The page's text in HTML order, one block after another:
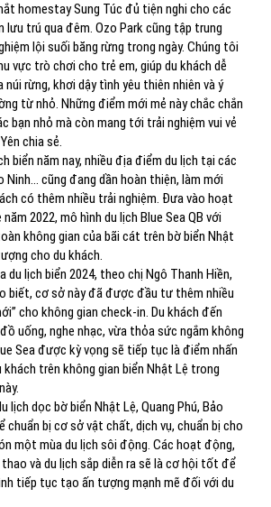
homestay Sung Túc đủ tiện nghi cho các
lưu trú qua đêm. Ozo Park cũng tập trung
lội suối băng rừng trong ngày. Chúng tôi
vực trò chơi cho trẻ em, giúp du khách dễ
rừng, khơi dậy tình yêu thiên nhiên và ý
từ nhỏ. Những điểm mới mẻ này chắc chắn
bạn nhỏ mà còn mang tới trải nghiệm vui vẻ
chia sẻ.
biển năm nay, nhiều địa điểm du lịch tại các
Ninh… cũng đang dần hoàn thiện, làm mới
có thêm nhiều trải nghiệm. Đưa vào hoạt
2022, mô hình du lịch Blue Sea QB với
không gian của bãi cát trên bờ biển Nhật
cho du khách.
du lịch biển 2024, theo chị Ngô Thanh Hiền,
biết, cơ sở này đã được đầu tư thêm nhiều
cho không gian check-in. Du khách đến
uống, nghe nhạc, vừa thỏa sức ngắm không
Sea được kỳ vọng sẽ tiếp tục là điểm nhấn
trên không gian biển Nhật Lệ trong
lịch dọc bờ biển Nhật Lệ, Quang Phú, Bảo
chuẩn bị cơ sở vật chất, dịch vụ, chuẩn bị cho
một mùa du lịch sôi động. Các hoạt động,
và du lịch sắp diễn ra sẽ là cơ hội tốt để
tiếp tục tạo ấn tượng mạnh mẽ đối với du